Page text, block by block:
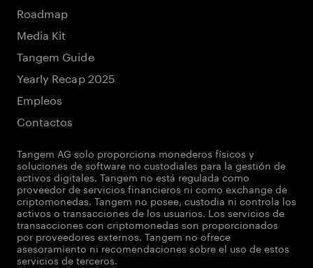
Roadmap
Media Kit
Tangem Guide
Yearly Recap 2025
Empleos
Contactos
Tangem AG solo proporciona monederos físicos y
soluciones de software no custodiales para la gestión de
activos digitales. Tangem no está regulada como
proveedor de servicios financieros ni como exchange de
criptomonedas. Tangem no posee, custodia ni controla los
activos o transacciones de los usuarios. Los servicios de
transacciones con criptomonedas son proporcionados
por proveedores externos. Tangem no ofrece
asesoramiento ni recomendaciones sobre el uso de estos
servicios de terceros.